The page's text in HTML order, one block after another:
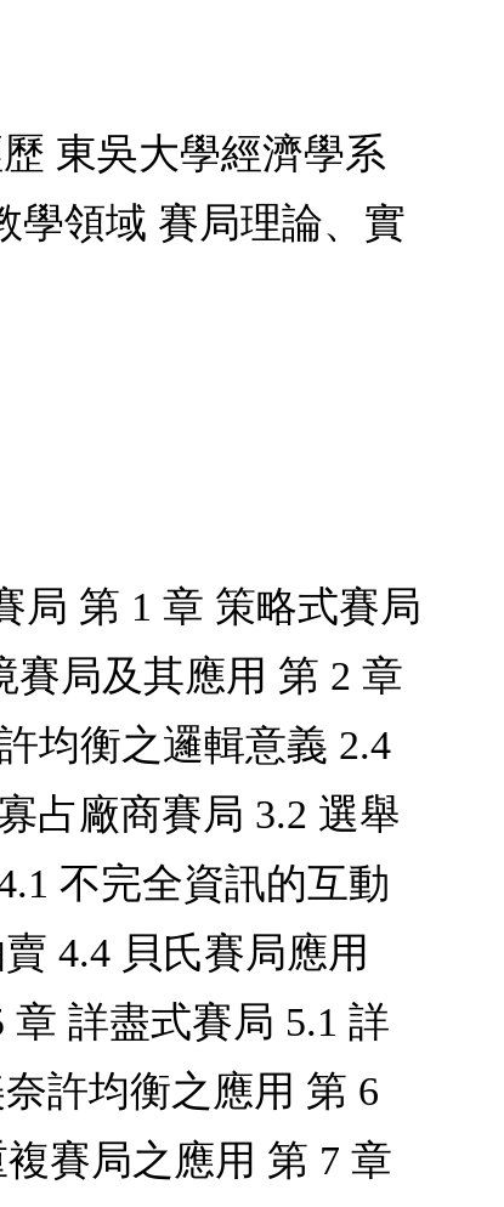
東吳大學經濟學系
學領域 賽局理論、實
局 第 1 章 策略式賽局
賽局及其應用 第 2 章
均衡之邏輯意義 2.4
占廠商賽局 3.2 選舉
不完全資訊的互動
4.4 貝氏賽局應用
詳盡式賽局 5.1 詳
許均衡之應用 第 6
賽局之應用 第 7 章